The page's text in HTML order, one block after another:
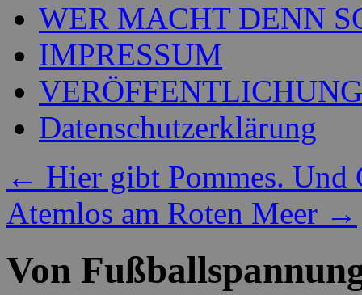
WER MACHT DENN
IMPRESSUM
Datenschutzerklärung
← Hier gibt Pommes. Und
Atemlos am Roten Meer →
Von